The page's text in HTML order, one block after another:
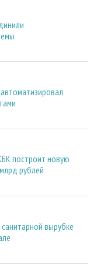
построит новую
рублей
вырубке